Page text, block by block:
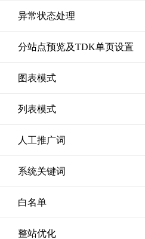
异常状态处理
分站点预览及TDK单页设置
图表模式
列表模式
人工推广词
系统关键词
白名单
整站优化